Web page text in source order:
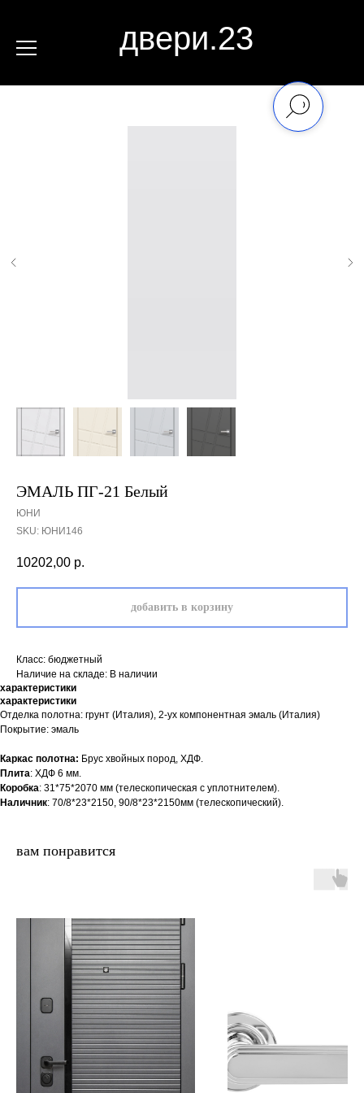
двери.23
ЭМАЛЬ ПГ-21 Белый
ЮНИ
SKU: ЮНИ146
10202,00 р.
добавить в корзину
Класс: бюджетный
Наличие на складе: В наличии
характеристики
характеристики
Отделка полотна: грунт (Италия), 2-ух компонентная эмаль (Италия)
Покрытие: эмаль
Каркас полотна: Брус хвойных пород, ХДФ.
Плита: ХДФ 6 мм.
Коробка: 31*75*2070 мм (телескопическая с уплотнителем).
Наличник: 70/8*23*2150, 90/8*23*2150мм (телескопический).
вам понравится
двери.23